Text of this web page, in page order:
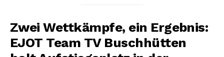
Zwei Wettkämpfe, ein Ergebnis:
EJOT Team TV Buschhütten